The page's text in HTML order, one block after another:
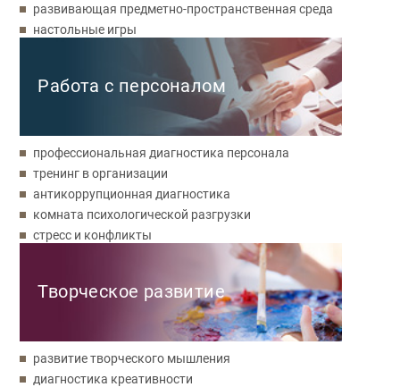
развивающая предметно-пространственная среда
настольные игры
Работа с персоналом
профессиональная диагностика персонала
тренинг в организации
антикоррупционная диагностика
комната психологической разгрузки
стресс и конфликты
Творческое развитие
развитие творческого мышления
диагностика креативности